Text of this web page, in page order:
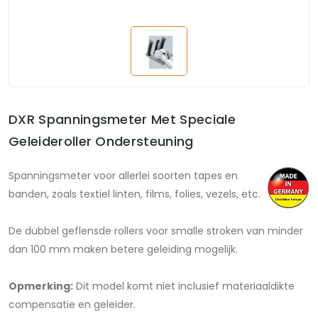
DXR Spanningsmeter Met Speciale
Geleideroller Ondersteuning
Spanningsmeter voor allerlei soorten tapes en
banden, zoals textiel linten, films, folies, vezels, etc.
De dubbel geflensde rollers voor smalle stroken van minder
dan 100 mm maken betere geleiding mogelijk.
Opmerking: Dit model komt niet inclusief materiaaldikte
compensatie en geleider.